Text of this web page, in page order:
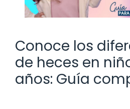
Conoce los
de heces en
años: Guía